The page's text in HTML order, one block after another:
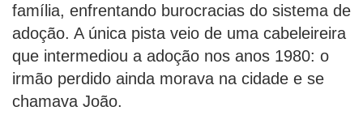
família, enfrentando burocracias do sistema de
adoção. A única pista veio de uma cabeleireira
que intermediou a adoção nos anos 1980: o
irmão perdido ainda morava na cidade e se
chamava João.